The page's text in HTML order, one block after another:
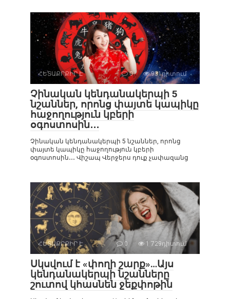
ՀԵՏԱՔՐՔԻՐ Է 0 931դիտում
Չինական կենդանակերպի 5
նշաններ, որոնց փայտե կապիկը
հաջողություն կբերի
օգոստոսին․․․
Չինական կենդանակերպի 5 նշաններ, որոնց
փայտե կապիկը հաջողություն կբերի
օգոստոսին․․․ Վիշապ Վերջերս դուք չափազանց
ՀԵՏԱՔՐՔԻՐ Է 0 1 729դիտում
Սկսվում է «փողի շարք»…Այս
կենդանակերպի նշանները
շուտով կհասնեն ջեքփոթին